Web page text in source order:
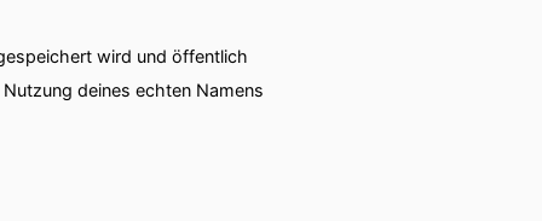
wird und öffentlich
deines echten Namens